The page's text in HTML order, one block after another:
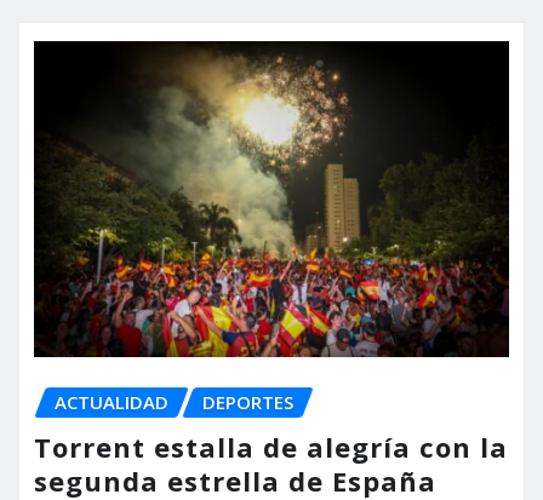
ACTUALIDAD DEPORTES
Torrent estalla de alegría con la
segunda estrella de España